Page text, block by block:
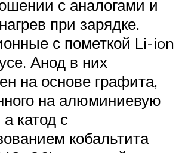
с аналогами и
при зарядке.
с пометкой Li-ion
Анод в них
на основе графита,
на алюминиевую
катод с
кобальтита